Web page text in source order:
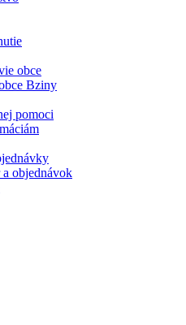
obce
Bziny
pomoci
objednávok